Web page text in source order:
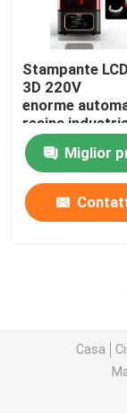
Stampante LCD
3D 220V
enorme
resina
13485
Miglior
Casa